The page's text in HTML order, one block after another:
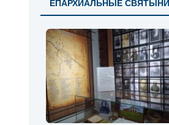
ЕПАРХИАЛЬНЫЕ СВЯТЫНИ